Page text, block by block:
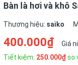
Bàn là hơi và khô
Thương hiệu: saiko
400.000₫ Giá
Tiết kiệm: 250.000₫so